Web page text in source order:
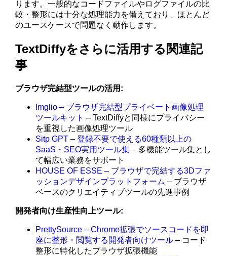
ります。一般的なコードファイルやログファイルの比
較・整形には十分な処理能力を備えており、ほとんど
のユースケースで問題なく動作します。
TextDiffyをさらに活用する関連記
事
ブラウザ完結型ツールの活用:
Imglio – ブラウザ完結型プライベート画像処理
ツールキット – TextDiffyと同様にプライバシー
を重視した画像処理ツール
Sitp GPT – 登録不要で使える60種類以上の
SaaS・SEO実用ツール集 – 多機能ツール集とし
て幅広い業務をサポート
HOUSE OF ESSE – ブラウザで完結する3Dファ
ッションデザインプラットフォーム – ブラウザ
ベースのクリエイティブツールの先進事例
開発者向け生産性向上ツール:
PrettySource – Chrome拡張でソースコードを即
座に整形・閲覧する開発者向けツール – コード
整形に特化したブラウザ拡張機能